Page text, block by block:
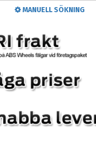
MANUELL SÖKNING